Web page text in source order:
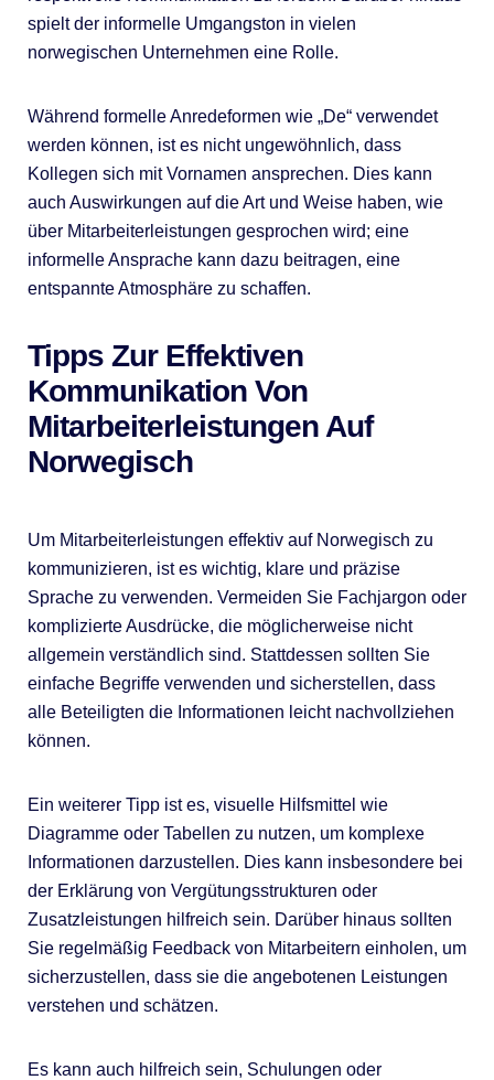
spielt der informelle Umgangston in vielen
norwegischen Unternehmen eine Rolle.
Während formelle Anredeformen wie „De“ verwendet
werden können, ist es nicht ungewöhnlich, dass
Kollegen sich mit Vornamen ansprechen. Dies kann
auch Auswirkungen auf die Art und Weise haben, wie
über Mitarbeiterleistungen gesprochen wird; eine
informelle Ansprache kann dazu beitragen, eine
entspannte Atmosphäre zu schaffen.
Tipps Zur Effektiven
Kommunikation Von
Mitarbeiterleistungen Auf
Norwegisch
Um Mitarbeiterleistungen effektiv auf Norwegisch zu
kommunizieren, ist es wichtig, klare und präzise
Sprache zu verwenden. Vermeiden Sie Fachjargon oder
komplizierte Ausdrücke, die möglicherweise nicht
allgemein verständlich sind. Stattdessen sollten Sie
einfache Begriffe verwenden und sicherstellen, dass
alle Beteiligten die Informationen leicht nachvollziehen
können.
Ein weiterer Tipp ist es, visuelle Hilfsmittel wie
Diagramme oder Tabellen zu nutzen, um komplexe
Informationen darzustellen. Dies kann insbesondere bei
der Erklärung von Vergütungsstrukturen oder
Zusatzleistungen hilfreich sein. Darüber hinaus sollten
Sie regelmäßig Feedback von Mitarbeitern einholen, um
sicherzustellen, dass sie die angebotenen Leistungen
verstehen und schätzen.
Es kann auch hilfreich sein, Schulungen oder